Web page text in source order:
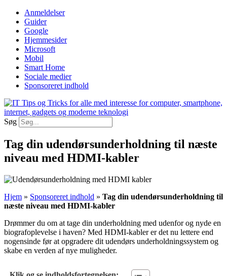
Videre
indhold
Anmeldelser
Guider
Google
Hjemmesider
Microsoft
Mobil
Smart Home
Sociale medier
Sponsoreret indhold
Søg
Tag din udendørsunderholdning til næste
niveau med HDMI-kabler
Hjem » Sponsoreret indhold » Tag din udendørsunderholdning til
næste niveau med HDMI-kabler
Drømmer du om at tage din underholdning med udenfor og nyde en
biografoplevelse i haven? Med HDMI-kabler er det nu lettere end
nogensinde før at opgradere dit udendørs underholdningssystem og
skabe en verden af nye muligheder.